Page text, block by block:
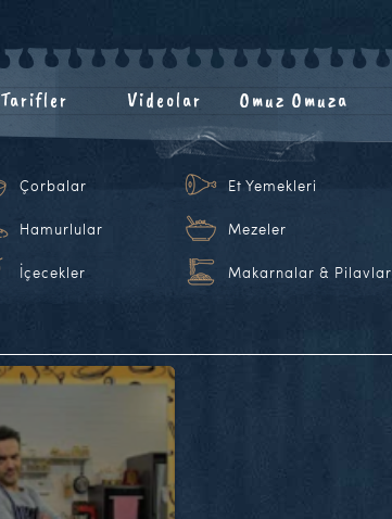
Tarifler Videolar Omuz Omuza
Çorbalar Et Yemekleri
Hamurlular Mezeler
İçecekler Makarnalar & Pilavlar